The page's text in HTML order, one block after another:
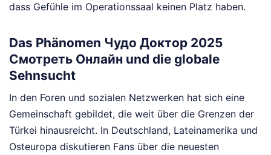
dass Gefühle im Operationssaal keinen Platz haben.
Das Phänomen Чудо Доктор 2025
Смотреть Онлайн und die globale
Sehnsucht
In den Foren und sozialen Netzwerken hat sich eine
Gemeinschaft gebildet, die weit über die Grenzen der
Türkei hinausreicht. In Deutschland, Lateinamerika und
Osteuropa diskutieren Fans über die neuesten